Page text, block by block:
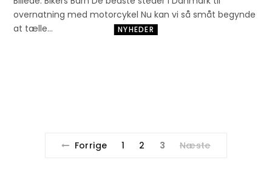
overnatning med motorcykel Nu kan vi så småt begynde
at tælle…
NYHEDER
Forrige 1 2 3 Næste